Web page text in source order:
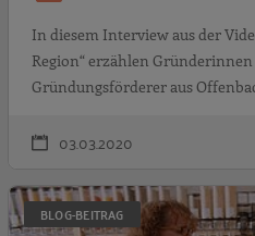
In diesem Interview aus der
Region“ erzählen
Gründungsförderer aus
03.03.2020
BLOG-BEITRAG